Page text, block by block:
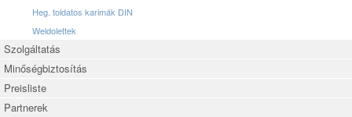
Heg. toldatos karimák DIN
Weldolettek
Szolgáltatás
Minőségbiztosítás
Preisliste
Partnerek